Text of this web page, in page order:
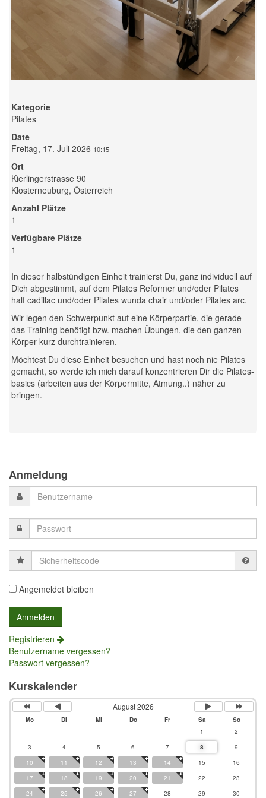
Kategorie
Pilates
Date
Freitag, 17. Juli 2026 10:15
Ort
Kierlingerstrasse 90
Klosterneuburg, Österreich
Anzahl Plätze
1
Verfügbare Plätze
1
In dieser halbstündigen Einheit trainierst Du, ganz individuell auf
Dich abgestimmt, auf dem Pilates Reformer und/oder Pilates
half cadillac und/oder Pilates wunda chair und/oder Pilates arc.
Wir legen den Schwerpunkt auf eine Körperpartie, die gerade
das Training benötigt bzw. machen Übungen, die den ganzen
Körper kurz durchtrainieren.
Möchtest Du diese Einheit besuchen und hast noch nie Pilates
gemacht, so werde ich mich darauf konzentrieren Dir die Pilates-
basics (arbeiten aus der Körpermitte, Atmung..) näher zu
bringen.
Anmeldung
Sicherheitscode
Angemeldet bleiben
Registrieren
Benutzername vergessen?
Passwort vergessen?
Kurskalender
August 2026
Mo Di Mi Do Fr Sa
So
1
2
3
4 5 6 7 8
9
10
11 12 13 14 15
16
17
18 19 20 21 22
23
24
25 26 27 28 29 30